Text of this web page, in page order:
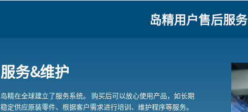
岛精用户售后服务
服务&维护
岛精在全球建立了服务系统。 购买后可以放心使用产品，如长期
稳定供应原装零件、根据客户需求进行培训、维护程序等服务。